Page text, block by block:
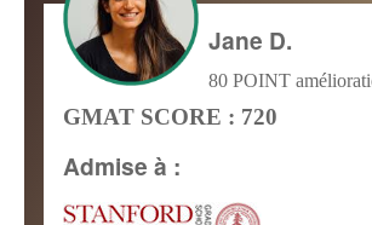
Jane D.
80 POINT
GMAT SCORE : 720
Admise à :